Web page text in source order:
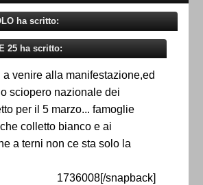
ha scritto:
25 ha scritto:
a venire alla manifestazione,ed
sciopero nazionale dei
per il 5 marzo... famoglie
colletto bianco e ai
a terni non ce sta solo la
1736008[/snapback]